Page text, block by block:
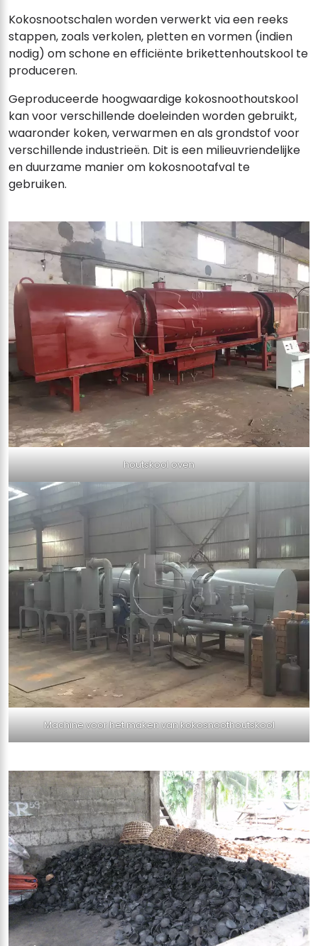
Kokosnootschalen worden verwerkt via een reeks
stappen, zoals verkolen, pletten en vormen (indien
nodig) om schone en efficiënte brikettenhoutskool te
produceren.
Geproduceerde hoogwaardige kokosnoothoutskool
kan voor verschillende doeleinden worden gebruikt,
waaronder koken, verwarmen en als grondstof voor
verschillende industrieën. Dit is een milieuvriendelijke
en duurzame manier om kokosnootafval te
gebruiken.
houtskool oven
Machine voor het maken van kokosnoothoutskool